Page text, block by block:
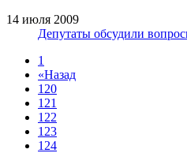
14 июля 2009
Депутаты обсудили
1
«Назад
120
121
122
123
124